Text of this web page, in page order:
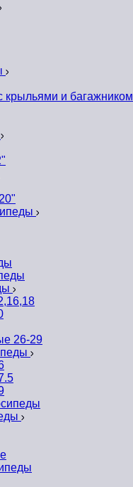
крыльями и багажником
26-29